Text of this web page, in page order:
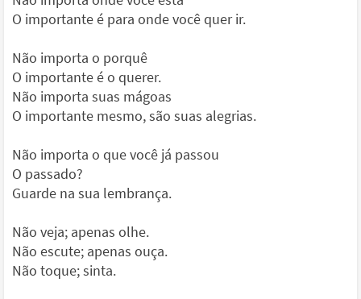
O importante é para onde você quer ir.
Não importa o porquê
O importante é o querer.
Não importa suas mágoas
O importante mesmo, são suas alegrias.
Não importa o que você já passou
O passado?
Guarde na sua lembrança.
Não veja; apenas olhe.
Não escute; apenas ouça.
Não toque; sinta.